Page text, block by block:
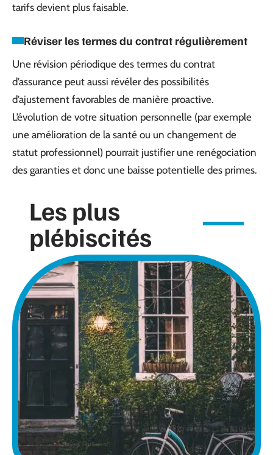
tarifs devient plus faisable.
Réviser les termes du contrat régulièrement
Une révision périodique des termes du contrat
d’assurance peut aussi révéler des possibilités
d’ajustement favorables de manière proactive.
L’évolution de votre situation personnelle (par exemple
une amélioration de la santé ou un changement de
statut professionnel) pourrait justifier une renégociation
des garanties et donc une baisse potentielle des primes.
Les plus
plébiscités